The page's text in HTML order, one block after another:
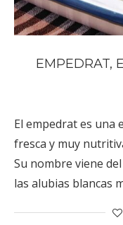
EMPEDRAT,
El empedrat es una
fresca y muy
Su nombre viene
las alubias blancas